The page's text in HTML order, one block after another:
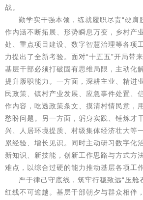
战。
勤学实干强本领，练就履职尽责“硬肩
作内涵不断拓展、形势瞬息万变，乡村产
处、重点项目建设、数字智慧治理等各项
力提出了全新考验。面对“十五五”开局带
基层干部必须打破固有思维局限，主动化
提升履职能力。一方面，深耕主业、精进
民政策、镇村产业发展、应急事件处置、
作内容，吃透政策条文、摸清村情民意，
愁盼问题。另一方面，躬身实践、锤炼才
兴、人居环境提质、村级集体经济壮大等
累经验、增长见识。同时主动研习数字化
新知识、新技能，创新工作思路与方式方
难点，以综合过硬的能力推动基层各项工
严于律己守底线，筑牢行稳致远“压舱
红线不可逾越。基层干部朝夕与群众相伴